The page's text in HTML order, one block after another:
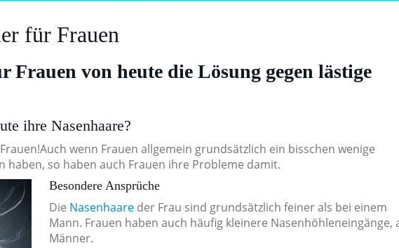
für Frauen
Frauen von heute die Lösung gegen lästige
ihre Nasenhaare?
wenn Frauen allgemein grundsätzlich ein bisschen wenige
haben, so haben auch Frauen ihre Probleme damit.
Besondere Ansprüche
Die Nasenhaare der Frau sind grundsätzlich feiner als bei einem
Mann. Frauen haben auch häufig kleinere Nasenhöhleneingänge,
Männer.